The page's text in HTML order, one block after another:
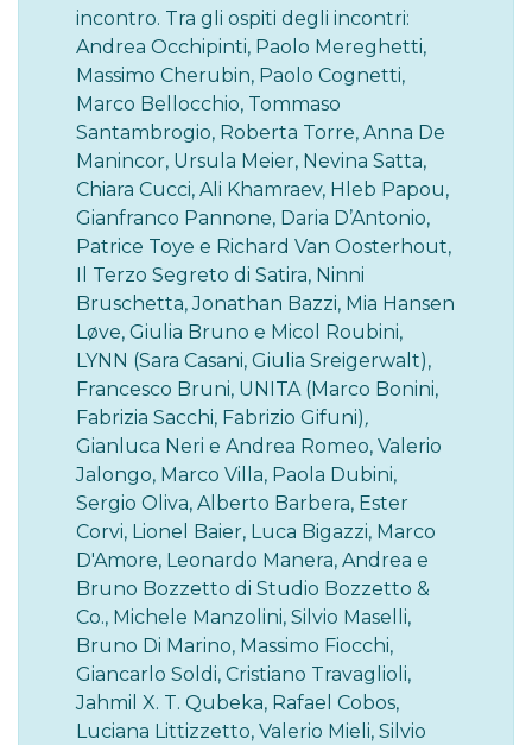
incontro. Tra gli ospiti degli incontri:
Andrea Occhipinti, Paolo Mereghetti,
Massimo Cherubin, Paolo Cognetti,
Marco Bellocchio, Tommaso
Santambrogio, Roberta Torre, Anna De
Manincor, Ursula Meier, Nevina Satta,
Chiara Cucci, Ali Khamraev, Hleb Papou,
Gianfranco Pannone, Daria D’Antonio,
Patrice Toye e Richard Van Oosterhout,
Il Terzo Segreto di Satira, Ninni
Bruschetta, Jonathan Bazzi, Mia Hansen
Løve, Giulia Bruno e Micol Roubini,
LYNN (Sara Casani, Giulia Sreigerwalt),
Francesco Bruni, UNITA (Marco Bonini,
Fabrizia Sacchi, Fabrizio Gifuni),
Gianluca Neri e Andrea Romeo, Valerio
Jalongo, Marco Villa, Paola Dubini,
Sergio Oliva, Alberto Barbera, Ester
Corvi, Lionel Baier, Luca Bigazzi, Marco
D'Amore, Leonardo Manera, Andrea e
Bruno Bozzetto di Studio Bozzetto &
Co., Michele Manzolini, Silvio Maselli,
Bruno Di Marino, Massimo Fiocchi,
Giancarlo Soldi, Cristiano Travaglioli,
Jahmil X. T. Qubeka, Rafael Cobos,
Luciana Littizzetto, Valerio Mieli, Silvio